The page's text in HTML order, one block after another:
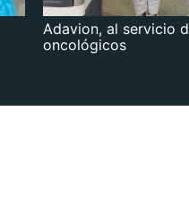
Adavion, al servicio
oncológicos